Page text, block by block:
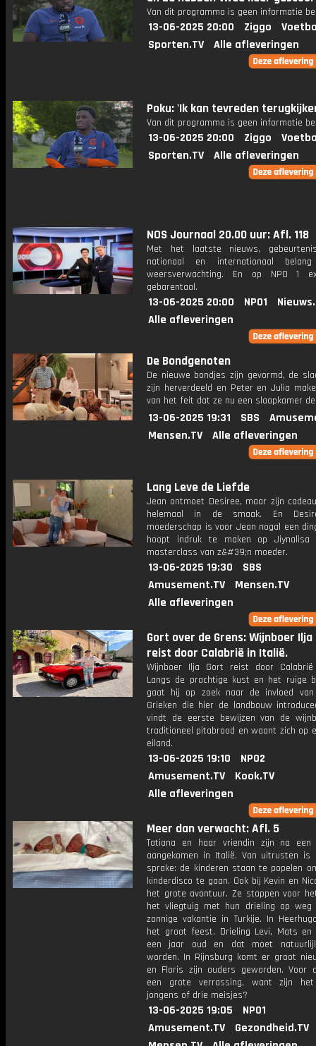
Van dit programma is geen informatie
13-06-2025 20:00 Ziggo
Sporten.TV
Alle afleveringen
Poku: 'Ik kan tevreden
Van dit programma is geen informatie
13-06-2025 20:00 Ziggo
Sporten.TV
Alle afleveringen
NOS Journaal 20.00 uur: Afl. 118
Met het laatste nieuws,
nationaal en internationaal
weersverwachting. En op NPO 1
gebarentaal.
13-06-2025 20:00 NPO1
Alle afleveringen
De Bondgenoten
De nieuwe bondjes zijn gevormd, de
zijn herverdeeld en Peter en Julia
van het feit dat ze nu een slaapkamer
13-06-2025 19:31 SBS
Mensen.TV
Alle afleveringen
Lang Leve de Liefde
Jean ontmoet Desiree, maar zijn
helemaal in de smaak. En
moederschap is voor Jean nogal een
hoopt indruk te maken op Jiynalisa
masterclass van z&#39;n moeder.
13-06-2025 19:30
SBS
Amusement.TV
Mensen.TV
Alle afleveringen
Gort over de Grens: Wijnboer Ilja
reist door Calabrië in Italië.
Wijnboer Ilja Gort reist door
Langs de prachtige kust en het ruige
gaat hij op zoek naar de invloed
Grieken die hier de landbouw
vindt de eerste bewijzen van de
traditioneel pitabrood en waant zich op
eiland.
13-06-2025 19:10
NPO2
Amusement.TV
Kook.TV
Alle afleveringen
Meer dan verwacht: Afl. 5
Tatiana en haar vriendin zijn na
aangekomen in Italië. Van uitrusten is
sprake: de kinderen staan te popelen
kinderdisco te gaan. Ook bij Kevin en
het grote avontuur. Ze stappen voor
het vliegtuig met hun drieling op weg
zonnige vakantie in Turkije. In
het groot feest. Drieling Levi, Mats en
een jaar oud en dat moet
worden. In Rijnsburg komt er groot
en Floris zijn ouders geworden. Voor
een grote verrassing, want zijn
jongens of drie meisjes?
13-06-2025 19:05
NPO1
Amusement.TV
Gezondheid.TV